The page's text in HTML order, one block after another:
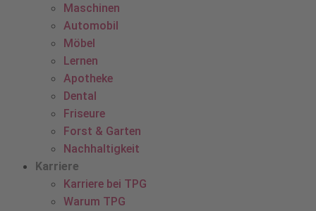
Maschinen
Automobil
Möbel
Lernen
Apotheke
Dental
Friseure
Forst & Garten
Nachhaltigkeit
Karriere
Karriere bei TPG
Warum TPG